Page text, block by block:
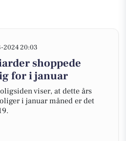
2024 20:03
shoppede
for i januar
viser, at dette års
i januar måned er det